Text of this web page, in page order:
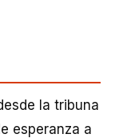
la tribuna
esperanza a